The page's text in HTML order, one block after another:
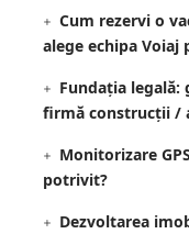
Cum rezervi o
alege echipa
Fundația
firmă construcții /
Monitorizare
potrivit?
Dezvoltarea